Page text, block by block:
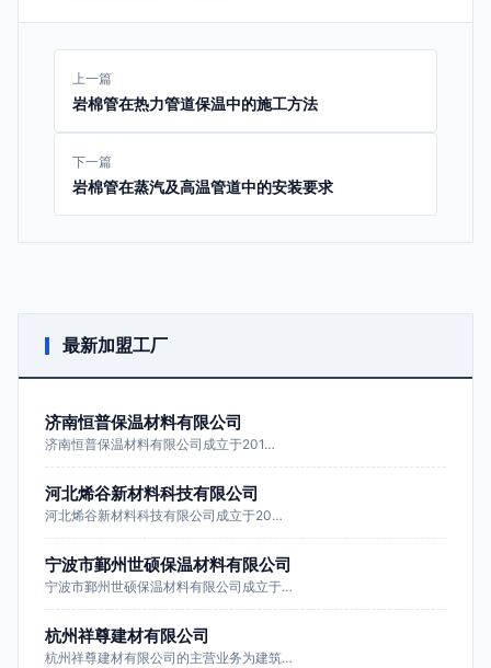
上一篇
岩棉管在热力管道保温中的施工方法
下一篇
岩棉管在蒸汽及高温管道中的安装要求
最新加盟工厂
济南恒普保温材料有限公司
济南恒普保温材料有限公司成立于201…
河北烯谷新材料科技有限公司
河北烯谷新材料科技有限公司成立于20…
宁波市鄞州世硕保温材料有限公司
宁波市鄞州世硕保温材料有限公司成立于…
杭州祥尊建材有限公司
杭州祥尊建材有限公司的主营业务为建筑…